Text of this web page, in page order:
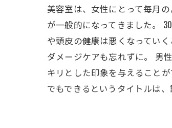
美容室は、女性にとって毎月
が一般的になってきました。
や頭皮の健康は悪くなってい
ダメージケアも忘れずに。 男
キリとした印象を与えること
でもできるというタイトルは